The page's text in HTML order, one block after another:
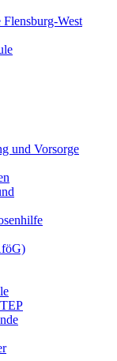
Flensburg-West
und Vorsorge